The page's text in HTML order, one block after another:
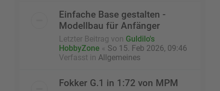
Einfache Base gestalten -
Modellbau für Anfänger
Letzter Beitrag von Guldilo's
HobbyZone « So 15. Feb 2026, 09:46
Verfasst in Allgemeines
Fokker G.1 in 1:72 von MPM